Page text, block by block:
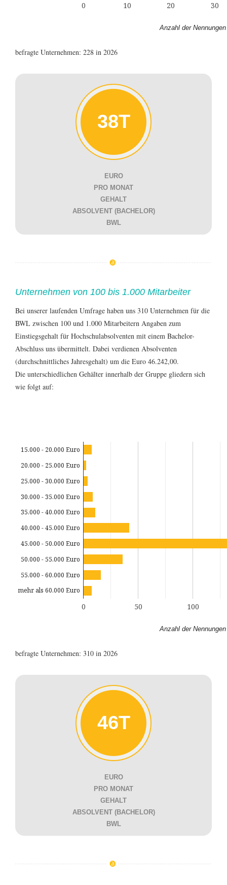
0 10 20 30
Anzahl der Nennungen
befragte Unternehmen: 228 in 2026
38T
EURO
PRO MONAT
GEHALT
ABSOLVENT (BACHELOR)
BWL
Unternehmen von 100 bis 1.000 Mitarbeiter
Bei unserer laufenden Umfrage haben uns 310 Unternehmen für die
BWL zwischen 100 und 1.000 Mitarbeitern Angaben zum
Einstiegsgehalt für Hochschulabsolventen mit einem Bachelor-
Abschluss uns übermittelt. Dabei verdienen Absolventen
(durchschnittliches Jahresgehalt) um die Euro 46.242,00.
Die unterschiedlichen Gehälter innerhalb der Gruppe gliedern sich
wie folgt auf:
0 50 100
15.000 - 20.000 Euro
20.000 - 25.000 Euro
25.000 - 30.000 Euro
30.000 - 35.000 Euro
35.000 - 40.000 Euro
40.000 - 45.000 Euro
45.000 - 50.000 Euro
50.000 - 55.000 Euro
55.000 - 60.000 Euro
mehr als 60.000 Euro
Anzahl der Nennungen
befragte Unternehmen: 310 in 2026
46T
EURO
PRO MONAT
GEHALT
ABSOLVENT (BACHELOR)
BWL